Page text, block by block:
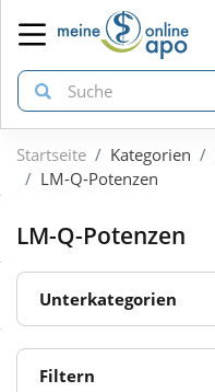
zurück
ÜBERSICHT AKTIONEN
Aktuelle Coupons
zurück
ÜBERSICHT KATEGORIEN
Arzneimittel
zurück
ÜBERSICHT MARKEN
1A Pharma
Startseite Kategorien
LM-Q-Potenzen
LM-Q-Potenzen
Unterkategorien
Filtern